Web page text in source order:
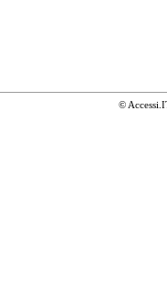
©